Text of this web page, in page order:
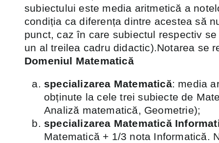
subiectului este media aritmetică a
condiția ca diferența dintre acestea să
punct, caz în care subiectul respectiv
un al treilea cadru didactic).Notarea se
Domeniul Matematică
specializarea Matematică: media
obținute la cele trei subiecte de
Analiză matematică, Geometrie);
specializarea Matematică
Matematică + 1/3 nota Informatică.